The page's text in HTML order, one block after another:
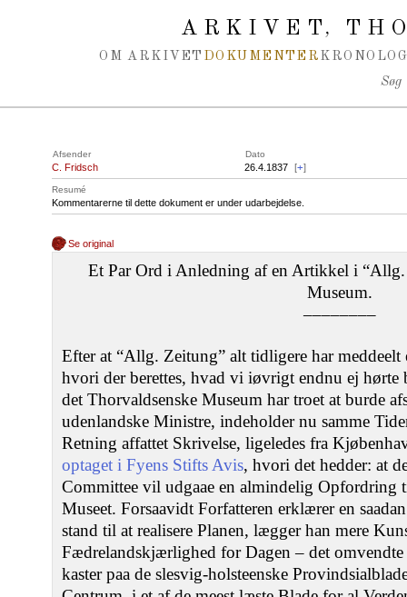
ARKIVET,
OM ARKIVET DOKUMENTER
Søg
Afsender Dato
C. Fridsch 26.4.1837 [+]
Resumé
Kommentarerne til dette dokument er under udarbejdelse.
Se original
Et Par Ord i Anledning af en Artikkel i
Museum.
––––––––
Efter at “Allg. Zeitung” alt tidligere har
hvori der berettes, hvad vi iøvrigt endnu ej
det Thorvaldsenske Museum har troet at burde
udenlandske Ministre, indeholder nu samme
Retning affattet Skrivelse, ligeledes fra
optaget i Fyens Stifts Avis, hvori det hedder: at
Committee vil udgaae en almindelig Opfordring
Museet. Forsaavidt Forfatteren erklærer en
stand til at realisere Planen, lægger han mere
Fædrelandskjærlighed for Dagen – det
kaster paa de slesvig-holsteenske